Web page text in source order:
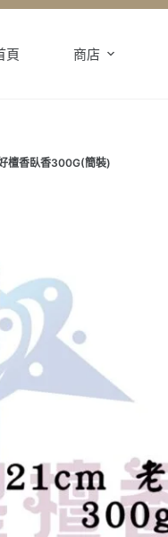
頁 商店
檀香臥香300G(簡裝)